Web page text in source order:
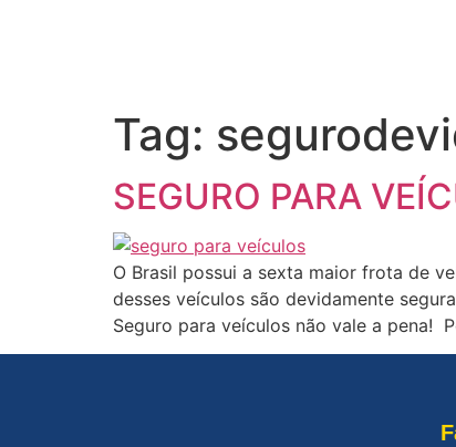
Tag:
SEGURO PARA
O Brasil possui a sexta maior frota de
desses veículos são devidamente
Seguro para veículos não vale a pena!